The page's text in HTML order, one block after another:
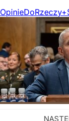
OpinieDoRzeczy+